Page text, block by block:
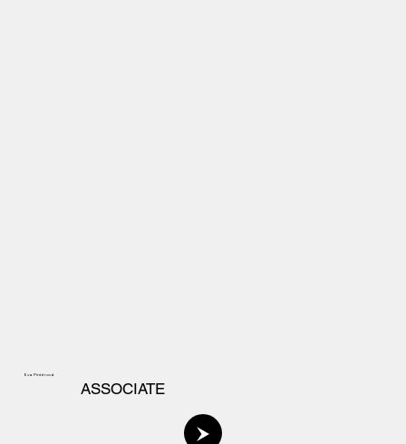
Eva Pintérová
ASSOCIATE